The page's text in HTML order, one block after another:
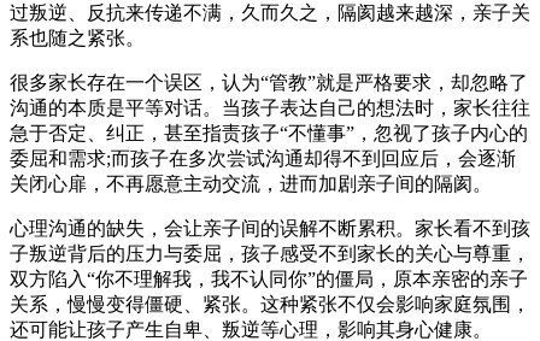
过叛逆、反抗来传递不满，久而久之，隔阂越来越深，亲子关
系也随之紧张。
很多家长存在一个误区，认为“管教”就是严格要求，却忽略了
沟通的本质是平等对话。当孩子表达自己的想法时，家长往往
急于否定、纠正，甚至指责孩子“不懂事”，忽视了孩子内心的
委屈和需求;而孩子在多次尝试沟通却得不到回应后，会逐渐
关闭心扉，不再愿意主动交流，进而加剧亲子间的隔阂。
心理沟通的缺失，会让亲子间的误解不断累积。家长看不到孩
子叛逆背后的压力与委屈，孩子感受不到家长的关心与尊重，
双方陷入“你不理解我，我不认同你”的僵局，原本亲密的亲子
关系，慢慢变得僵硬、紧张。这种紧张不仅会影响家庭氛围，
还可能让孩子产生自卑、叛逆等心理，影响其身心健康。